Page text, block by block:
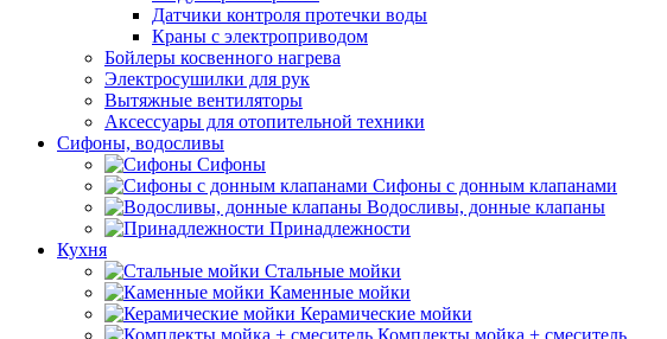
Датчики контроля протечки воды
Краны с электроприводом
Бойлеры косвенного нагрева
Электросушилки для рук
Вытяжные вентиляторы
Аксессуары для отопительной техники
Сифоны, водосливы
Сифоны
Сифоны с донным клапанами
Водосливы, донные клапаны
Принадлежности
Кухня
Стальные мойки
Каменные мойки
Керамические мойки
Комплекты мойка + смеситель